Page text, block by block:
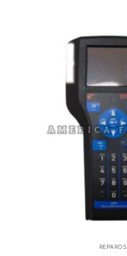
REPAROS